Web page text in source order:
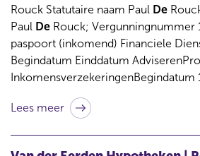
Rouck Statutaire naam Paul De
Paul De Rouck; Vergunningnummer
paspoort (inkomend) Financiele
Begindatum Einddatum
InkomensverzekeringenBegindatum
Lees meer